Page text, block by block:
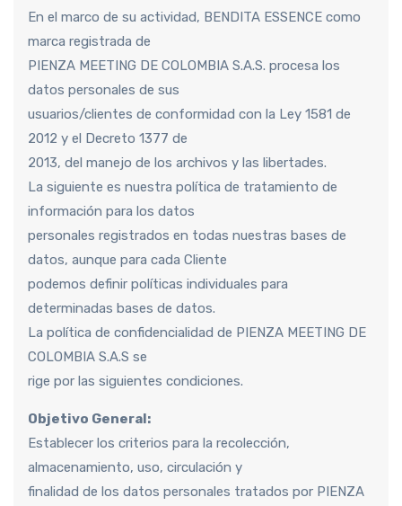
En el marco de su actividad, BENDITA ESSENCE como
marca registrada de
PIENZA MEETING DE COLOMBIA S.A.S. procesa los
datos personales de sus
usuarios/clientes de conformidad con la Ley 1581 de
2012 y el Decreto 1377 de
2013, del manejo de los archivos y las libertades.
La siguiente es nuestra política de tratamiento de
información para los datos
personales registrados en todas nuestras bases de
datos, aunque para cada Cliente
podemos definir políticas individuales para
determinadas bases de datos.
La política de confidencialidad de PIENZA MEETING DE
COLOMBIA S.A.S se
rige por las siguientes condiciones.
Objetivo General:
Establecer los criterios para la recolección,
almacenamiento, uso, circulación y
finalidad de los datos personales tratados por PIENZA